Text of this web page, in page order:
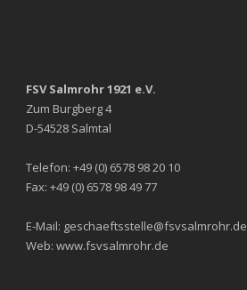
FSV Salmrohr 1921 e.V.
Zum Burgberg 4
D-54528 Salmtal
Telefon: +49 (0) 6578 98 20 10
Fax: +49 (0) 6578 98 49 77
E-Mail: geschaeftsstelle@fsvsalmrohr.de
Web: www.fsvsalmrohr.de